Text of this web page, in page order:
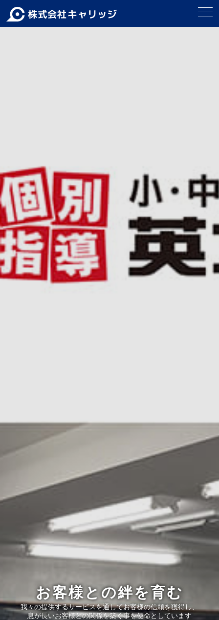
お客様との絆を育む
我々の提供するサービスを通してお客様の信頼を獲得し、
息が長いお客様との関係を築く事を使命としています